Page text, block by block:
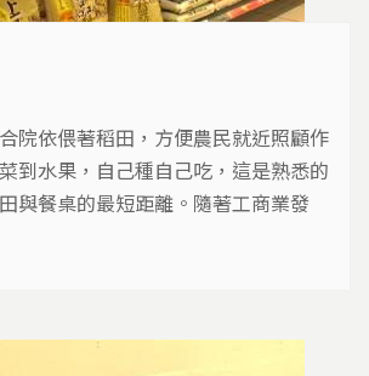
院依偎著稻田，方便農民就近照顧作
到水果，自己種自己吃，這是熟悉的
與餐桌的最短距離。隨著工商業發
都市，農田與餐桌的距離拉開了，糧